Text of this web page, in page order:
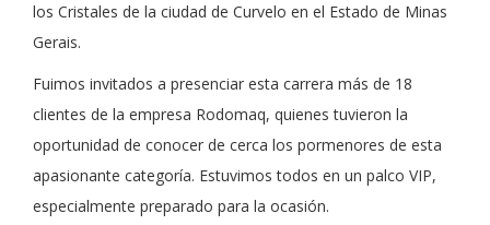
los Cristales de la ciudad de Curvelo en el Estado de Minas
Gerais.
Fuimos invitados a presenciar esta carrera más de 18
clientes de la empresa Rodomaq, quienes tuvieron la
oportunidad de conocer de cerca los pormenores de esta
apasionante categoría. Estuvimos todos en un palco VIP,
especialmente preparado para la ocasión.